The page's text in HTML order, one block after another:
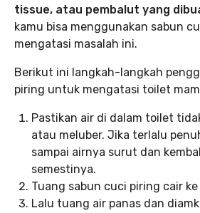
tissue, atau pembalut yang
kamu bisa menggunakan sabun
mengatasi masalah ini.
Berikut ini langkah-langkah
piring untuk mengatasi toilet
Pastikan air di dalam toilet
atau meluber. Jika terlalu
sampai airnya surut dan
semestinya.
Tuang sabun cuci piring cair
Lalu tuang air panas dan